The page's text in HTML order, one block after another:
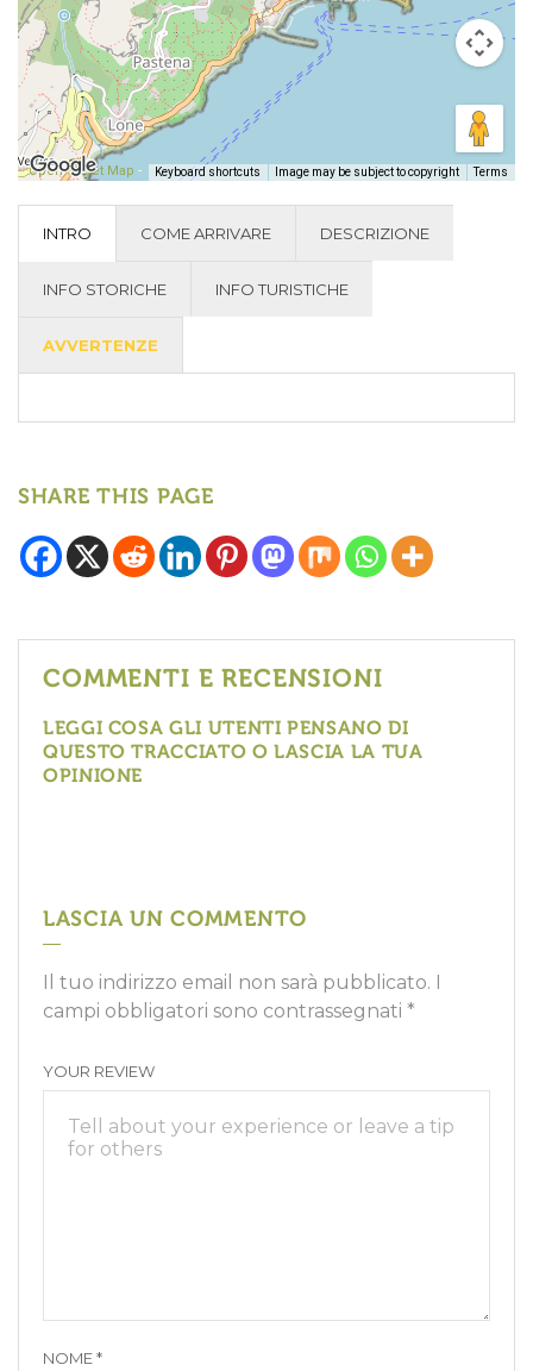
Open Street Map - Keyboard shortcuts Image may be subject to copyright Terms
INTRO COME ARRIVARE DESCRIZIONE
INFO STORICHE INFO TURISTICHE
AVVERTENZE
SHARE THIS PAGE
COMMENTI E RECENSIONI
LEGGI COSA GLI UTENTI PENSANO DI
QUESTO TRACCIATO O LASCIA LA TUA
OPINIONE
LASCIA UN COMMENTO
Il tuo indirizzo email non sarà pubblicato. I
campi obbligatori sono contrassegnati *
YOUR REVIEW
NOME*